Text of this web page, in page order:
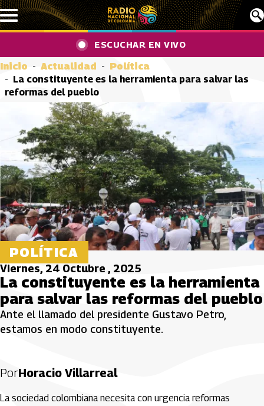
Pasar al contenido principal
ESCUCHAR EN VIVO
Inicio Actualidad
Política
La constituyente es la herramienta para salvar las
reformas del pueblo
POLÍTICA
Viernes, 24 Octubre , 2025
La constituyente es la herramienta
para salvar las reformas del pueblo
Ante el llamado del presidente Gustavo Petro,
estamos en modo constituyente.
PorHoracio Villarreal
La sociedad colombiana necesita con urgencia reformas